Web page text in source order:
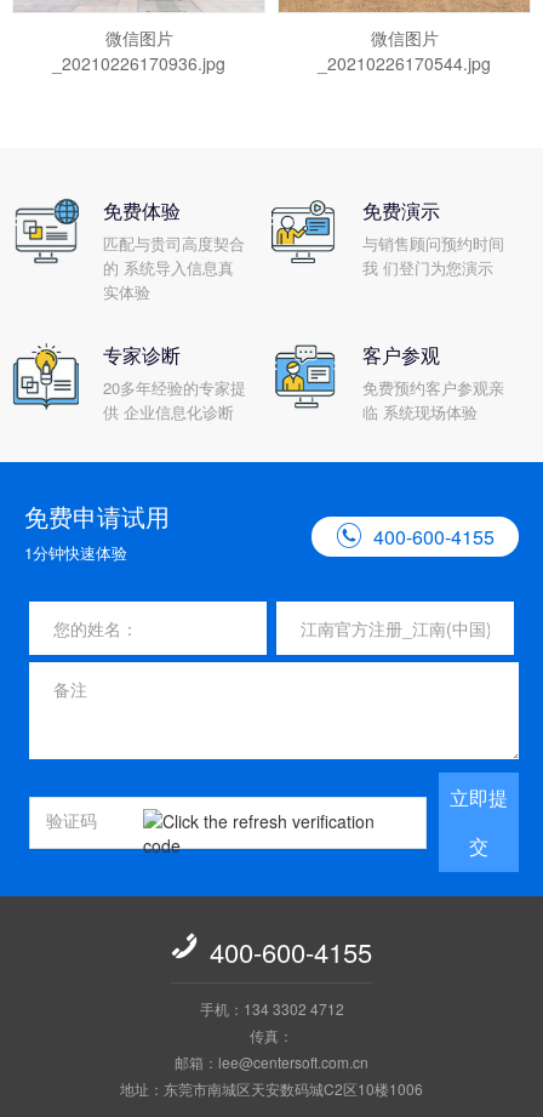
微信图片
_20210226170936.jpg
微信图片
_20210226170544.jpg
免费体验
匹配与贵司高度契合
的 系统导入信息真
实体验
免费演示
与销售顾问预约时间
我 们登门为您演示
专家诊断
20多年经验的专家提
供 企业信息化诊断
客户参观
免费预约客户参观亲
临 系统现场体验
免费申请试用
1分钟快速体验
 400-600-4155
立即提
交
 400-600-4155
手机：134 3302 4712
传真：
邮箱：lee@centersoft.com.cn
地址：东莞市南城区天安数码城C2区10楼1006